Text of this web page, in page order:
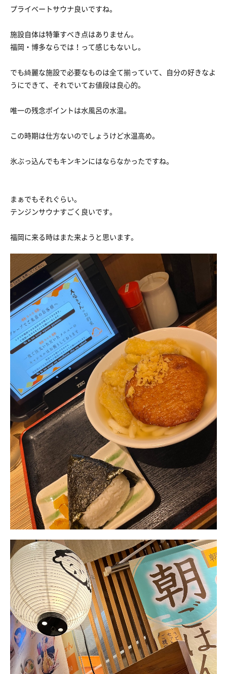
プライベートサウナ良いですね。
施設自体は特筆すべき点はありません。
福岡・博多ならでは！って感じもないし。
でも綺麗な施設で必要なものは全て揃っていて、自分の好きなよ
うにできて、それでいてお値段は良心的。
唯一の残念ポイントは水風呂の水温。
この時期は仕方ないのでしょうけど水温高め。
氷ぶっ込んでもキンキンにはならなかったですね。
まぁでもそれぐらい。
テンジンサウナすごく良いです。
福岡に来る時はまた来ようと思います。